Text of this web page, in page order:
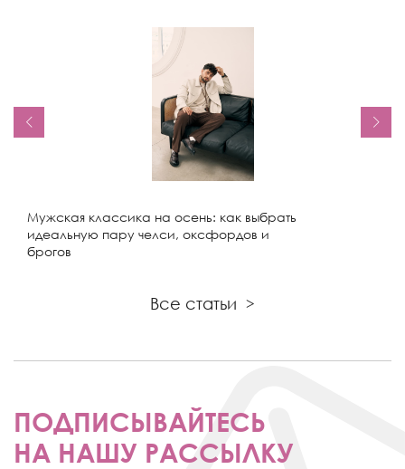
Мужская классика на осень: как выбрать
идеальную пару челси, оксфордов и
брогов
Все статьи >
ПОДПИСЫВАЙТЕСЬ
НА НАШУ РАССЫЛКУ